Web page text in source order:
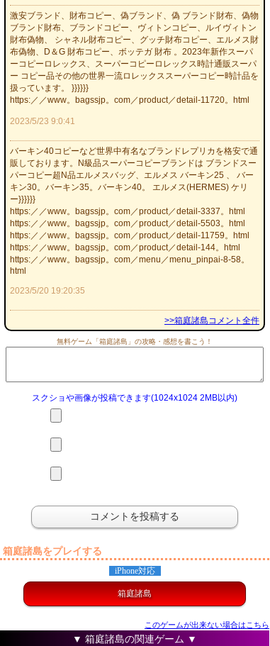
激安ブランド、財布コピー、偽ブランド、偽 ブランド財布、偽物
ブランド財布、ブランドコピー、ヴィトンコピー、ルイヴィトン
財布偽物、 シャネル財布コピー、グッチ財布コピー、エルメス財
布偽物、D＆G 財布コピー、ボッテガ 財布 。2023年新作スーパ
ーコピーロレックス、スーパーコピーロレックス時計通販スーパ
ー コピー品その他の世界一流ロレックススーパーコピー時計品を
扱っています。 }}}}}}
https:／／www。bagssjp。com／product／detail-11720。html
2023/5/23 9:0:41
バーキン40コピーなど世界中有名なブランドレプリカを格安で通
販しております。N級品スーパーコピーブランドは ブランドスー
パーコピー超N品エルメスバッグ、エルメス バーキン25 、 バー
キン30。バーキン35。バーキン40。 エルメス(HERMES) ケリ
ー}}}}}}
https:／／www。bagssjp。com／product／detail-3337。html
https:／／www。bagssjp。com／product／detail-5503。html
https:／／www。bagssjp。com／product／detail-11759。html
https:／／www。bagssjp。com／product／detail-144。html
https:／／www。bagssjp。com／menu／menu_pinpai-8-58。
html
2023/5/20 19:20:35
>>箱庭諸島コメント全件
無料ゲーム「箱庭諸島」の攻略・感想を書こう！
スクショや画像が投稿できます(1024x1024 2MB以内)
箱庭諸島をプレイする
iPhone対応
箱庭諸島
このゲームが出来ない場合はこちら
▼ 箱庭諸島の関連ゲーム ▼